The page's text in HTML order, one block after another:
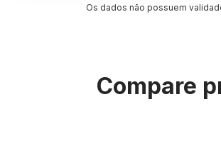
Os dados não possuem
Compare